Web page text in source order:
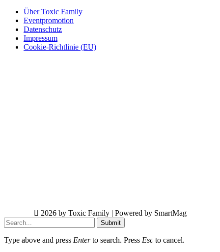
Über Toxic Family
Eventpromotion
Datenschutz
Impressum
Cookie-Richtlinie (EU)
2026 by Toxic Family | Powered by SmartMag
Submit
Type above and press Enterto search. Press Esc to cancel.